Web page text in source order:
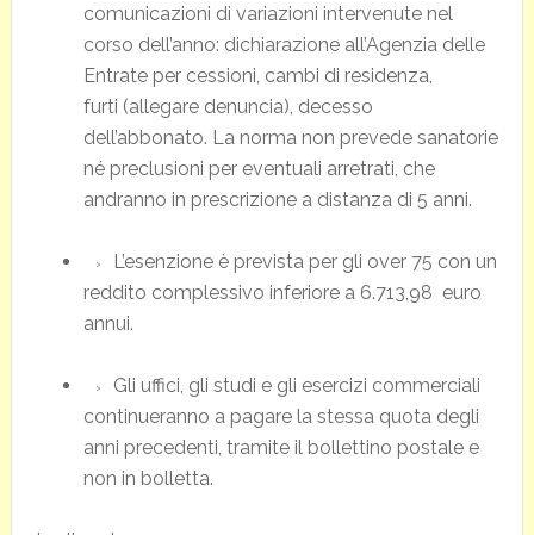
comunicazioni di variazioni intervenute nel
corso dell’anno: dichiarazione all’Agenzia delle
Entrate per cessioni, cambi di residenza,
furti (allegare denuncia), decesso
dell’abbonato. La norma non prevede sanatorie
né preclusioni per eventuali arretrati, che
andranno in prescrizione a distanza di 5 anni.
L’esenzione è prevista per gli over 75 con un
reddito complessivo inferiore a 6.713,98 euro
annui.
Gli uffici, gli studi e gli esercizi commerciali
continueranno a pagare la stessa quota degli
anni precedenti, tramite il bollettino postale e
non in bolletta.